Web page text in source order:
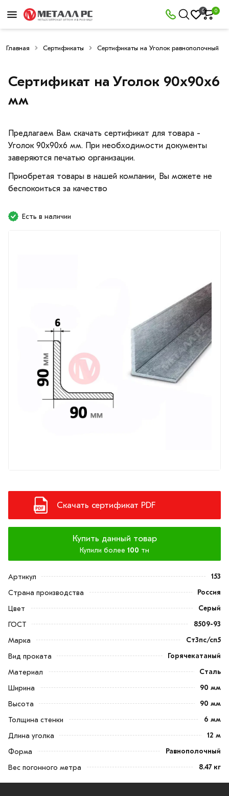
0 0
Главная Сертификаты Сертификаты на Уголок равнополочный
Сертификат на Уголок 90х90х6
мм
Предлагаем Вам скачать сертификат для товара -
Уголок 90х90х6 мм. При необходимости документы
заверяются печатью организации.
Приобретая товары в нашей компании, Вы можете не
беспокоиться за качество
Есть в наличии
Скачать сертификат PDF
Купить данный товар
Купили более 100 тн
Артикул
153
Страна производства
Россия
Цвет
Серый
ГОСТ
8509-93
Марка
Ст3пс/сп5
Вид проката
Горячекатаный
Материал
Сталь
Ширина
90 мм
Высота
90 мм
Толщина стенки
6 мм
Длина уголка
12 м
Форма
Равнополочный
Вес погонного метра
8.47 кг